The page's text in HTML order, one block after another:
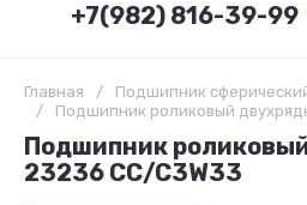
+7(982) 816-39-99
Главная /
Подшипник
/
Подшипник роликовый
Подшипник
23236 CC/C3W33